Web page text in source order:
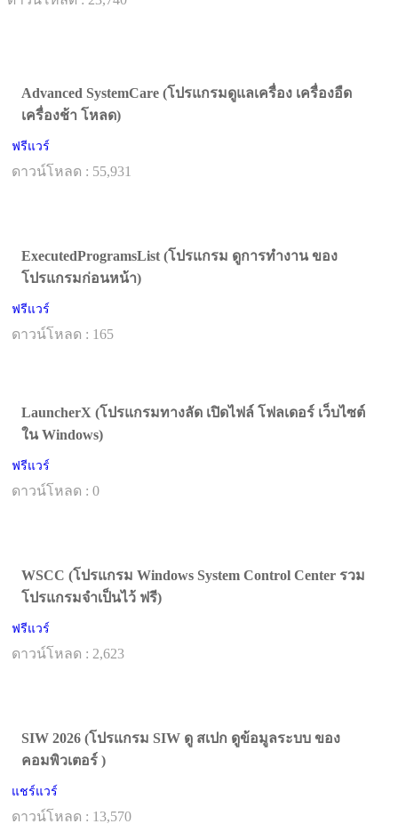
Advanced SystemCare (โปรแกรมดูแลเครื่อง เครื่องอืด
เครื่องช้า โหลด)
ฟรีแวร์
ดาวน์โหลด : 55,931
ExecutedProgramsList (โปรแกรม ดูการทำงาน ของ
โปรแกรมก่อนหน้า)
ฟรีแวร์
ดาวน์โหลด : 165
LauncherX (โปรแกรมทางลัด เปิดไฟล์ โฟลเดอร์ เว็บไซต์
ใน Windows)
ฟรีแวร์
ดาวน์โหลด : 0
WSCC (โปรแกรม Windows System Control Center รวม
โปรแกรมจำเป็นไว้ ฟรี)
ฟรีแวร์
ดาวน์โหลด : 2,623
SIW 2026 (โปรแกรม SIW ดู สเปก ดูข้อมูลระบบ ของ
คอมพิวเตอร์ )
แชร์แวร์
ดาวน์โหลด : 13,570